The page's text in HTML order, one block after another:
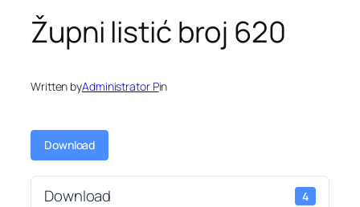
Župni listić broj 620
Written byAdministrator Pin
Download
Download 4